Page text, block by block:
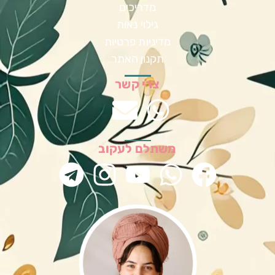
מדריכים
גילוי נאות
מדיניות פרטיות
תקנון האתר
צרי קשר
משתלם לעקוב